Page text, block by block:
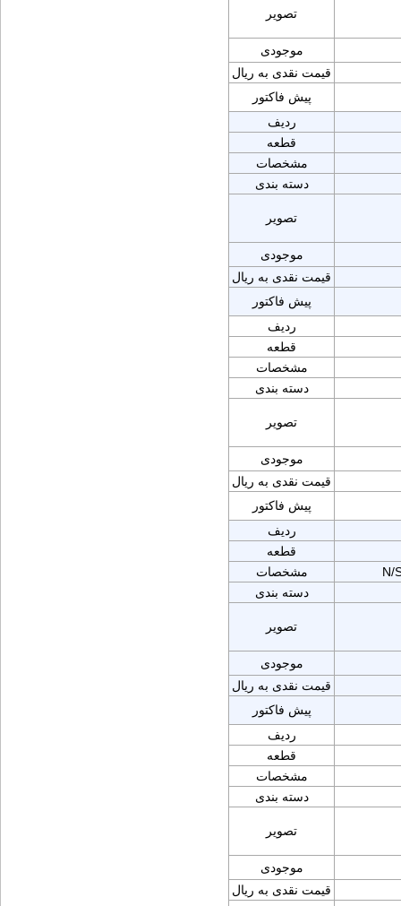
تصویر
موجودی
قیمت نقدی به ریال
پیش فاکتور
ردیف
قطعه
مشخصات
دسته بندی
تصویر
موجودی
قیمت نقدی به ریال
پیش فاکتور
ردیف
قطعه
مشخصات
دسته بندی
تصویر
موجودی
قیمت نقدی به ریال
پیش فاکتور
ردیف
قطعه
مشخصات
N/
دسته بندی
تصویر
موجودی
قیمت نقدی به ریال
پیش فاکتور
ردیف
قطعه
مشخصات
دسته بندی
تصویر
موجودی
قیمت نقدی به ریال